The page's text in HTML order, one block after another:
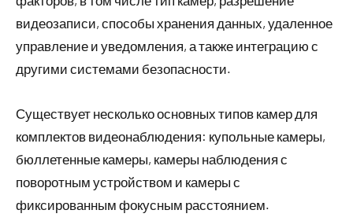
видеозаписи, способы хранения данных, удаленное
управление и уведомления, а также интеграцию с
другими системами безопасности.
Существует несколько основных типов камер для
комплектов видеонаблюдения: купольные камеры,
бюллетенные камеры, камеры наблюдения с
поворотным устройством и камеры с
фиксированным фокусным расстоянием.